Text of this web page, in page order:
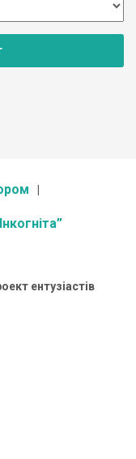
ентузіастів